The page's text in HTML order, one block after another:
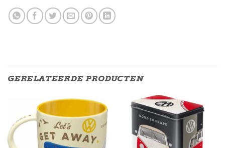
GERELATEERDE PRODUCTEN